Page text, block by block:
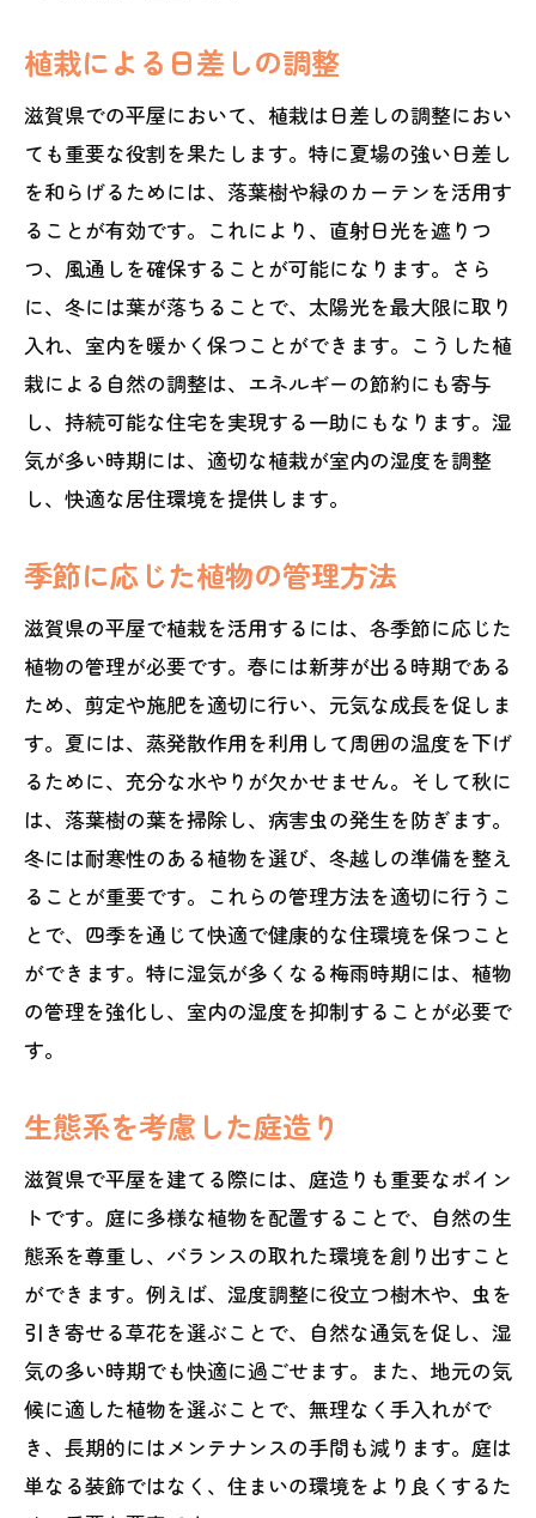
植栽による日差しの調整
滋賀県での平屋において、植栽は日差しの調整におい
ても重要な役割を果たします。特に夏場の強い日差し
を和らげるためには、落葉樹や緑のカーテンを活用す
ることが有効です。これにより、直射日光を遮りつ
つ、風通しを確保することが可能になります。さら
に、冬には葉が落ちることで、太陽光を最大限に取り
入れ、室内を暖かく保つことができます。こうした植
栽による自然の調整は、エネルギーの節約にも寄与
し、持続可能な住宅を実現する一助にもなります。湿
気が多い時期には、適切な植栽が室内の湿度を調整
し、快適な居住環境を提供します。
季節に応じた植物の管理方法
滋賀県の平屋で植栽を活用するには、各季節に応じた
植物の管理が必要です。春には新芽が出る時期である
ため、剪定や施肥を適切に行い、元気な成長を促しま
す。夏には、蒸発散作用を利用して周囲の温度を下げ
るために、充分な水やりが欠かせません。そして秋に
は、落葉樹の葉を掃除し、病害虫の発生を防ぎます。
冬には耐寒性のある植物を選び、冬越しの準備を整え
ることが重要です。これらの管理方法を適切に行うこ
とで、四季を通じて快適で健康的な住環境を保つこと
ができます。特に湿気が多くなる梅雨時期には、植物
の管理を強化し、室内の湿度を抑制することが必要で
す。
生態系を考慮した庭造り
滋賀県で平屋を建てる際には、庭造りも重要なポイン
トです。庭に多様な植物を配置することで、自然の生
態系を尊重し、バランスの取れた環境を創り出すこと
ができます。例えば、湿度調整に役立つ樹木や、虫を
引き寄せる草花を選ぶことで、自然な通気を促し、湿
気の多い時期でも快適に過ごせます。また、地元の気
候に適した植物を選ぶことで、無理なく手入れがで
き、長期的にはメンテナンスの手間も減ります。庭は
単なる装飾ではなく、住まいの環境をより良くするた